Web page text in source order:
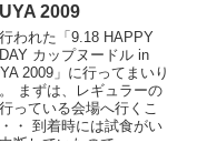
2009
われた「9.18 HAPPY
カップヌードル in
2009」に行ってまいり
まずは、レギュラーの
っている会場へ行くこ
・ 到着時には試食がい
中断していたので...